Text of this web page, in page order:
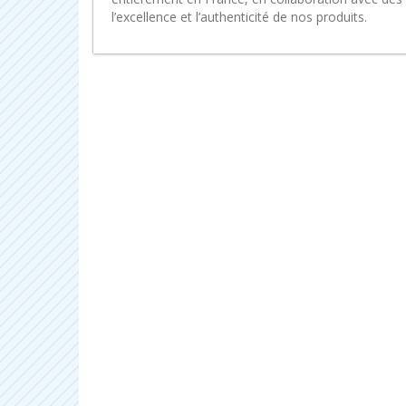
l’excellence et l’authenticité de nos produits.